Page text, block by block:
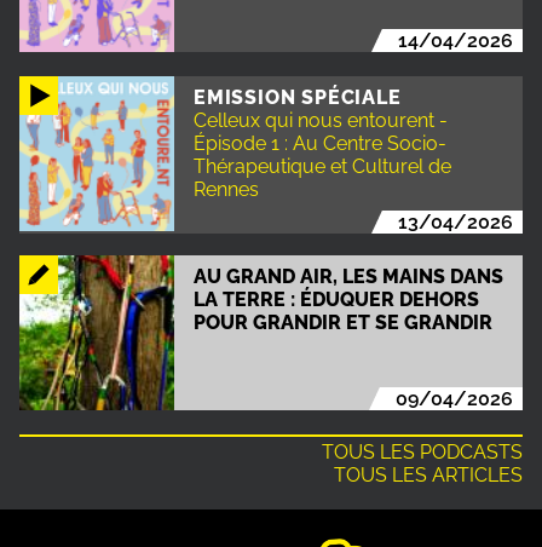
14/04/2026
EMISSION SPÉCIALE
Celleux qui nous entourent -
Épisode 1 : Au Centre Socio-
Thérapeutique et Culturel de
Rennes
13/04/2026
AU GRAND AIR, LES MAINS DANS
LA TERRE : ÉDUQUER DEHORS
POUR GRANDIR ET SE GRANDIR
09/04/2026
TOUS LES PODCASTS
TOUS LES ARTICLES